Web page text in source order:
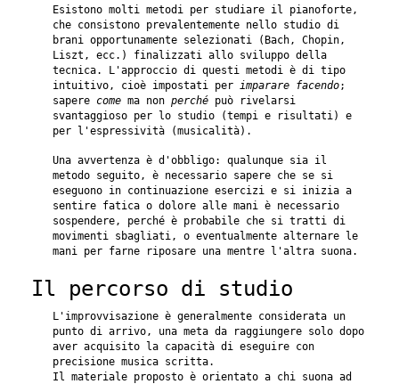
Esistono molti metodi per studiare il pianoforte,
che consistono prevalentemente nello studio di
brani opportunamente selezionati (Bach, Chopin,
Liszt, ecc.) finalizzati allo sviluppo della
tecnica. L'approccio di questi metodi è di tipo
intuitivo, cioè impostati per imparare facendo;
sapere come ma non perché può rivelarsi
svantaggioso per lo studio (tempi e risultati) e
per l'espressività (musicalità).
Una avvertenza è d'obbligo: qualunque sia il
metodo seguito, è necessario sapere che se si
eseguono in continuazione esercizi e si inizia a
sentire fatica o dolore alle mani è necessario
sospendere, perché è probabile che si tratti di
movimenti sbagliati, o eventualmente alternare le
mani per farne riposare una mentre l'altra suona.
Il percorso di studio
L'improvvisazione è generalmente considerata un
punto di arrivo, una meta da raggiungere solo dopo
aver acquisito la capacità di eseguire con
precisione musica scritta.
Il materiale proposto è orientato a chi suona ad